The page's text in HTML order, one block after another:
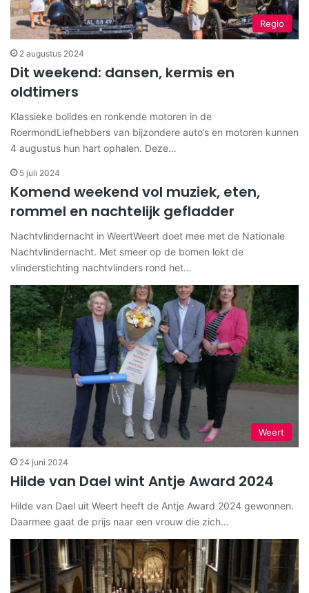
Regio
2 augustus 2024
Dit weekend: dansen, kermis en
oldtimers
Klassieke bolides en ronkende motoren in de
RoermondLiefhebbers van bijzondere auto’s en motoren kunnen
4 augustus hun hart ophalen. Deze…
5 juli 2024
Komend weekend vol muziek, eten,
rommel en nachtelijk gefladder
Nachtvlindernacht in WeertWeert doet mee met de Nationale
Nachtvlindernacht. Met smeer op de bomen lokt de
vlinderstichting nachtvlinders rond het…
Weert
24 juni 2024
Hilde van Dael wint Antje Award 2024
Hilde van Dael uit Weert heeft de Antje Award 2024 gewonnen.
Daarmee gaat de prijs naar een vrouw die zich…